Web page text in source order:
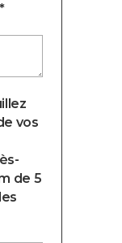
vos
de 5